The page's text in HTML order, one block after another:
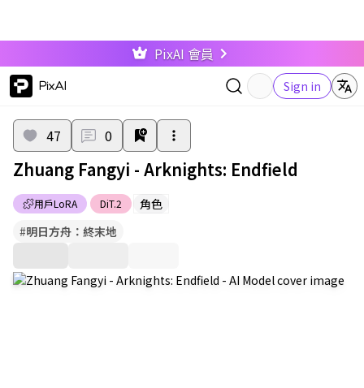
PixAI 會員
PixAI Sign in
用戶LoRA DiT.2 角色
47 0
Zhuang Fangyi - Arknights: Endfield
#明日方舟：終末地